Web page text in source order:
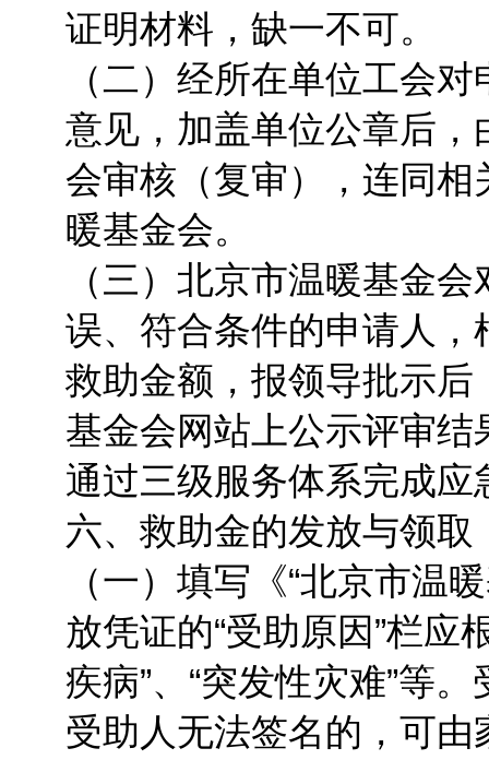
证明材料，缺一不可。
（二）经所在单位工会
意见，加盖单位公章后
会审核（复审），连同
暖基金会。
（三）北京市温暖基金
误、符合条件的申请人
救助金额，报领导批示
基金会网站上公示评审
通过三级服务体系完成应
六、救助金的发放与领取
（一）填写《“北京市温
放凭证的“受助原因”栏应
疾病”、“突发性灾难”等
受助人无法签名的，可